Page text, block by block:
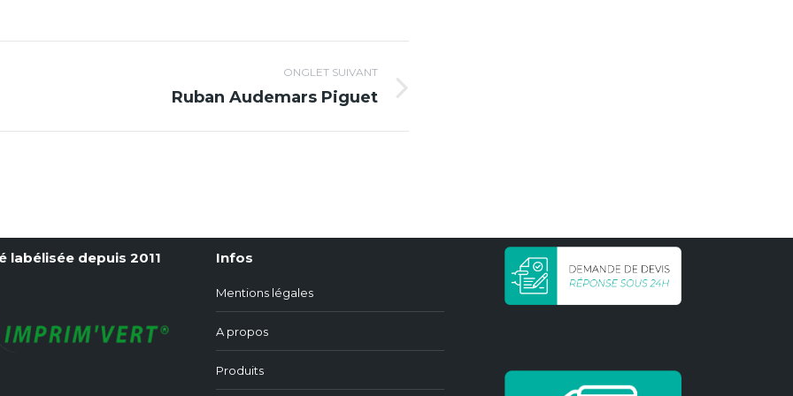
ONGLET SUIVANT
Ruban Audemars Piguet
labélisée depuis 2011 Infos
Mentions légales
A propos
Produits